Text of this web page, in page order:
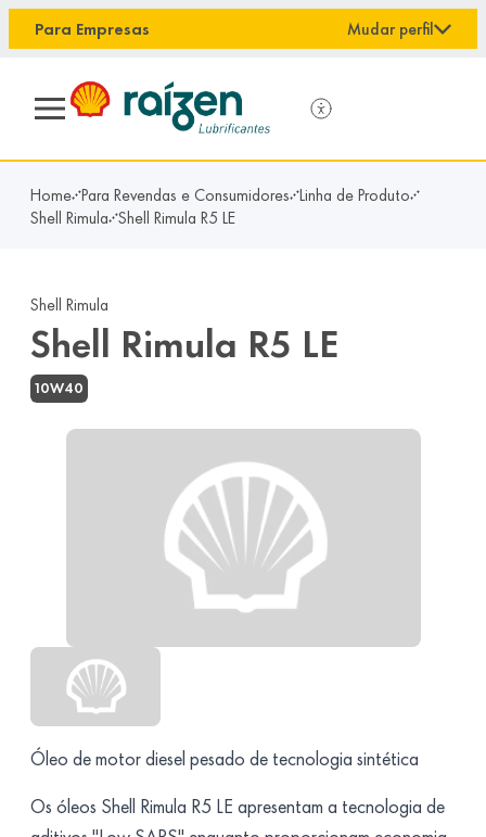
principal
Para Empresas
Mudar perfil
Home Para Revendas e Consumidores Linha de Produto
Shell Rimula Shell Rimula R5 LE
Shell Rimula
Shell Rimula R5 LE
10W40
Óleo de motor diesel pesado de tecnologia sintética
Os óleos Shell Rimula R5 LE apresentam a tecnologia de